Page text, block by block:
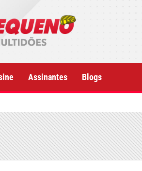
Assinantes Blogs